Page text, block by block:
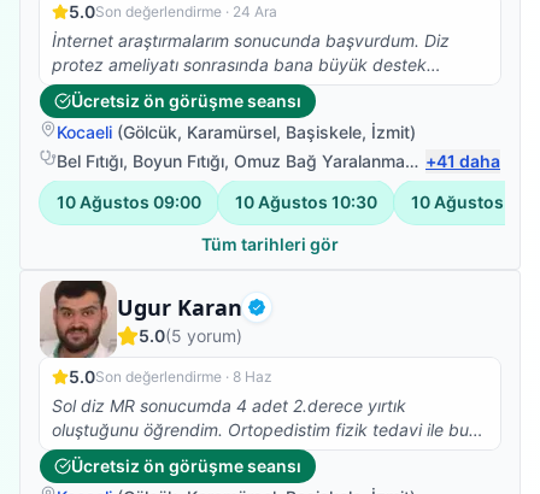
5.0Son değerlendirme · 24 Ara
İnternet araştırmalarım sonucunda başvurdum. Diz
protez ameliyatı sonrasında bana büyük destek
sağladı. Mesleğinde gerçekten uzman ve ilgili birisi.
Sabrı, olumlu tavırları ve önerdiği egzersizlerle hem
psikolojik hem de fizyolojik olarak etkili bir tedavi.
Ücretsiz ön görüşme seansı
Kocaeli (Gölcük, Karamürsel, Başiskele, İzmit)
Bel Fıtığı, Boyun Fıtığı, Omuz Bağ Yaralanması ,Protez
+41 daha
10 Ağustos 09:00 10 Ağustos 10:30 10 Ağustos
Tüm tarihleri gör
Ugur Karan Doğrulanmış
Fizyoterapist
5.0(5 yorum)
5.0Son değerlendirme · 8 Haz
Sol diz MR sonucumda 4 adet 2.derece yırtık
oluştuğunu öğrendim. Ortopedistim fizik tedavi ile bu
yırtıkların iyileşme ihtimali olduğunu eğer iyileşmezse
cerrahi müdahale gerektiğini söyledi. Fizik tedavi için
Ücretsiz ön görüşme seansı